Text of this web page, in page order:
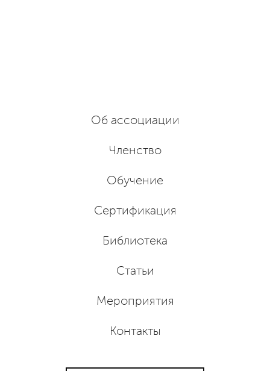
Об ассоциации
Членство
Обучение
Сертификация
Библиотека
Статьи
Мероприятия
Контакты